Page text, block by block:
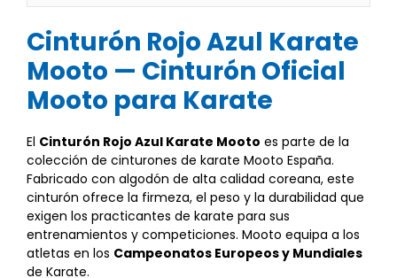
Cinturón Rojo Azul Karate
Mooto — Cinturón Oficial
Mooto para Karate
El Cinturón Rojo Azul Karate Mooto es parte de la
colección de cinturones de karate Mooto España.
Fabricado con algodón de alta calidad coreana, este
cinturón ofrece la firmeza, el peso y la durabilidad que
exigen los practicantes de karate para sus
entrenamientos y competiciones. Mooto equipa a los
atletas en los Campeonatos Europeos y Mundiales
de Karate.